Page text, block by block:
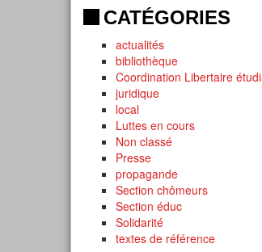
CATÉGORIES
actualités
bibliothèque
Coordination Libertaire
juridique
local
Luttes en cours
Non classé
Presse
propagande
Section chômeurs
Section éduc
Solidarité
textes de référence